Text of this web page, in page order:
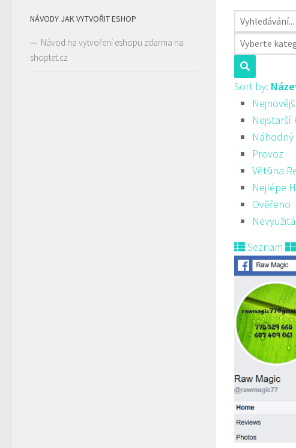
Sort by:
Nejstarší
Náhodný
Provoz
Většina
Nejlépe
Ověřeno
Nevyužitá
Seznam
NÁVODY JAK VYTVOŘIT ESHOP
Návod na vytvoření eshopu zdarma na
shoptet.cz